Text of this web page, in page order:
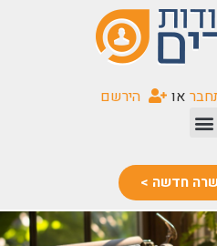
או הירשם
חדשה >